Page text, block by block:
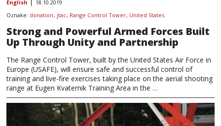
English
18.10.2019
Oznake: donation , jtac, Range Control Tower, United States
Strong and Powerful Armed Forces Built
Up Through Unity and Partnership
The Range Control Tower, built by the United States Air Force in
Europe (USAFE), will ensure safe and successful control of
training and live-fire exercises taking place on the aerial shooting
range at Eugen Kvaternik Training Area in the …